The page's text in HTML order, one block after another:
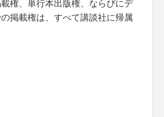
権、単行本出版権、ならびにデ
掲載権は、すべて講談社に帰属